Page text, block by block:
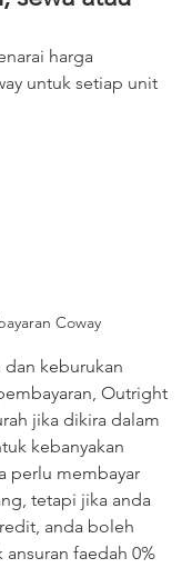
harga
untuk setiap unit
Coway
dan keburukan
Outright
jika dikira dalam
kebanyakan
perlu membayar
tetapi jika anda
anda boleh
faedah 0%